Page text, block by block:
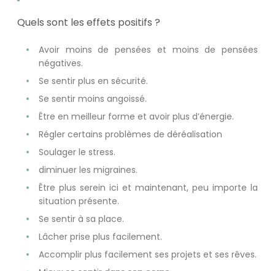
Quels sont les effets positifs ?
Avoir moins de pensées et moins de pensées
négatives.
Se sentir plus en sécurité.
Se sentir moins angoissé.
Être en meilleur forme et avoir plus d’énergie.
Régler certains problèmes de déréalisation
Soulager le stress.
diminuer les migraines.
Être plus serein ici et maintenant, peu importe la
situation présente.
Se sentir à sa place.
Lâcher prise plus facilement.
Accomplir plus facilement ses projets et ses rêves.